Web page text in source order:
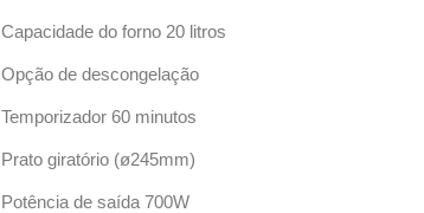
Capacidade do forno 20 litros
Opção de descongelação
Temporizador 60 minutos
Prato giratório (ø245mm)
Potência de saída 700W